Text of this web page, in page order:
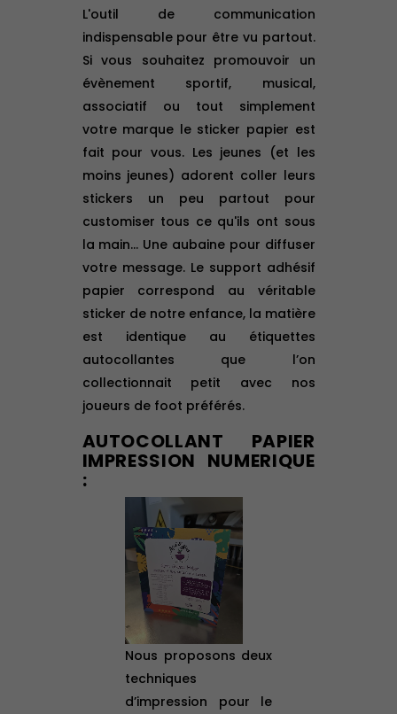
L'outil de communication
indispensable pour être vu partout.
Si vous souhaitez promouvoir un
évènement sportif, musical,
associatif ou tout simplement
votre marque le sticker papier est
fait pour vous. Les jeunes (et les
moins jeunes) adorent coller leurs
stickers un peu partout pour
customiser tous ce qu'ils ont sous
la main... Une aubaine pour diffuser
votre message. Le support adhésif
papier correspond au véritable
sticker de notre enfance, la matière
est identique au étiquettes
autocollantes que l’on
collectionnait petit avec nos
joueurs de foot préférés.
AUTOCOLLANT PAPIER
IMPRESSION NUMERIQUE
:
Nous proposons deux
techniques
d’impression pour le